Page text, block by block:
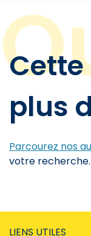
plus
Parcourez nos
votre recherche.
LIENS UTILES